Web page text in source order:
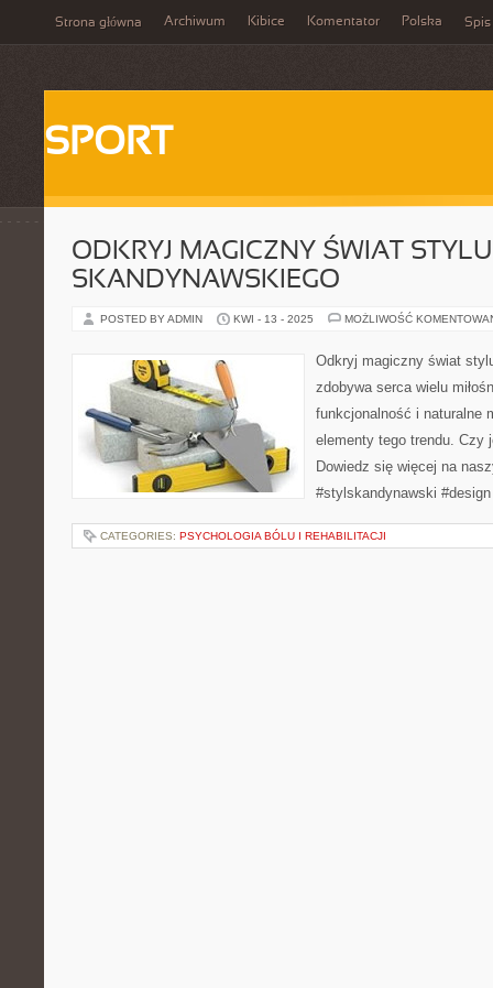
Strona główna Archiwum Kibice Komentator Polska Spis
SPORT
ODKRYJ MAGICZNY ŚWIAT STYLU
SKANDYNAWSKIEGO
POSTED BY ADMIN KWI - 13 - 2025 MOŻLIWOŚĆ
Odkryj magiczny świat
zdobywa serca wielu
funkcjonalność i naturalne
elementy tego trendu. Czy
Dowiedz się więcej na
#stylskandynawski
CATEGORIES: PSYCHOLOGIA BÓLU I REHABILITACJI